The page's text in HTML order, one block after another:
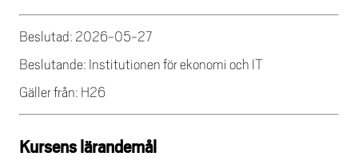
Beslutad: 2026-05-27
Beslutande: Institutionen för ekonomi och IT
Gäller från: H26
Kursens lärandemål